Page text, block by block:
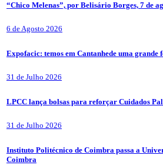
“Chico Melenas”, por Belisário Borges, 7 de
6 de Agosto 2026
Expofacic: temos em Cantanhede uma grande
31 de Julho 2026
LPCC lança bolsas para reforçar Cuidados
31 de Julho 2026
Instituto Politécnico de Coimbra passa a
Coimbra